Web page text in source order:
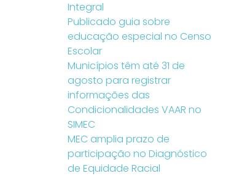
Integral
Publicado guia sobre
educação especial no Censo
Escolar
Municípios têm até 31 de
agosto para registrar
informações das
Condicionalidades VAAR no
SIMEC
MEC amplia prazo de
participação no Diagnóstico
de Equidade Racial